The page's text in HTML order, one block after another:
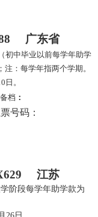
广东省
初中毕业以前每学年助学
：每学年指两个学期。
日。
档 ：
号码：
江苏
阶段每学年助学款为